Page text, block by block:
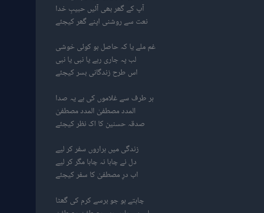
آپ کے گھر بھی آئیں حبیبِ خدا
نعت سے روشنی اپنے گھر کیجئے
غم ملے یا کہ حاصل ہو کوئی خوشی
لب پہ جاری رہے یا نبی یا نبی
اس طرح زندگانی بسر کیجئے
ہر طرف سے غلاموں کی ہے یہ صدا
المدد مصطفیٰ المدد مصطفیٰ
صدقہ حسنین کا اک نظر کیجئے
زندگی میں ہراروں سفر کر لیے
دل نے چاہا نہ چاہا مگر کر لیے
اب درِ مصطفیٰ کا سفر کیجئے
چاہتے ہو جو برسے کرم کی گھٹا